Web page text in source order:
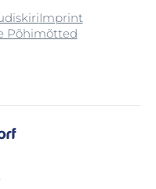
Imprint
Põhimõtted